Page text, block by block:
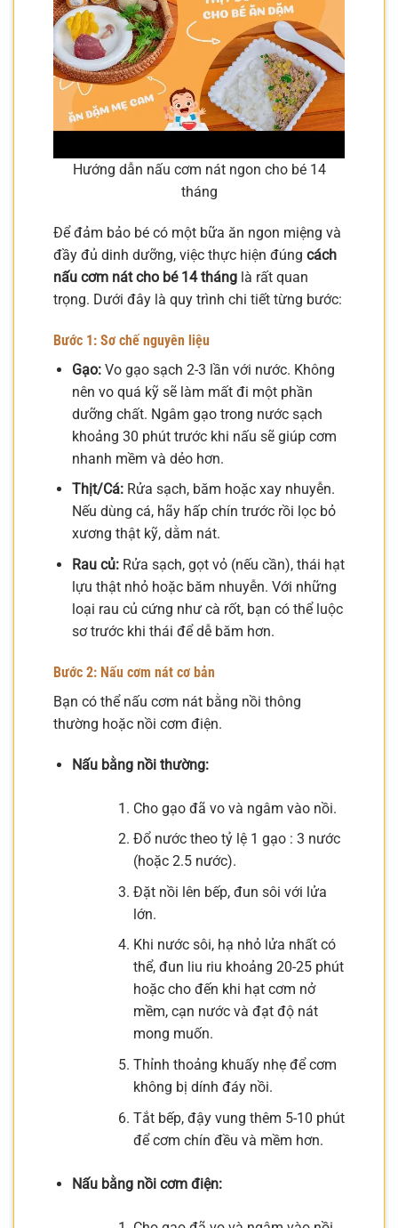
Hướng dẫn nấu cơm nát ngon cho bé 14
tháng
Để đảm bảo bé có một bữa ăn ngon miệng và
đầy đủ dinh dưỡng, việc thực hiện đúng cách
nấu cơm nát cho bé 14 tháng là rất quan
trọng. Dưới đây là quy trình chi tiết từng bước:
Bước 1: Sơ chế nguyên liệu
Gạo:Vo gạo sạch 2-3 lần với nước. Không
nên vo quá kỹ sẽ làm mất đi một phần
dưỡng chất. Ngâm gạo trong nước sạch
khoảng 30 phút trước khi nấu sẽ giúp cơm
nhanh mềm và dẻo hơn.
Thịt/Cá:Rửa sạch, băm hoặc xay nhuyễn.
Nếu dùng cá, hãy hấp chín trước rồi lọc bỏ
xương thật kỹ, dằm nát.
Rau củ:Rửa sạch, gọt vỏ (nếu cần), thái hạt
lựu thật nhỏ hoặc băm nhuyễn. Với những
loại rau củ cứng như cà rốt, bạn có thể luộc
sơ trước khi thái để dễ băm hơn.
Bước 2: Nấu cơm nát cơ bản
Bạn có thể nấu cơm nát bằng nồi thông
thường hoặc nồi cơm điện.
Nấu bằng nồi thường:
Cho gạo đã vo và ngâm vào nồi.
Đổ nước theo tỷ lệ 1 gạo : 3 nước
(hoặc 2.5 nước).
Đặt nồi lên bếp, đun sôi với lửa
lớn.
Khi nước sôi, hạ nhỏ lửa nhất có
thể, đun liu riu khoảng 20-25 phút
hoặc cho đến khi hạt cơm nở
mềm, cạn nước và đạt độ nát
mong muốn.
Thỉnh thoảng khuấy nhẹ để cơm
không bị dính đáy nồi.
Tắt bếp, đậy vung thêm 5-10 phút
để cơm chín đều và mềm hơn.
Nấu bằng nồi cơm điện: